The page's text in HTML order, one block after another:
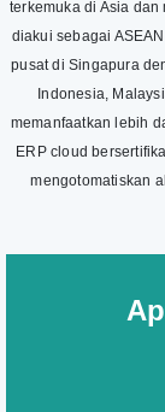
terkemuka di Asia
diakui sebagai
pusat di Singapura
Indonesia,
memanfaatkan lebih
ERP cloud
mengotomatiskan